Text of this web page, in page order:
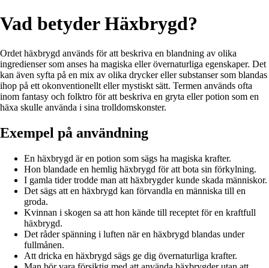
Vad betyder Häxbrygd?
Ordet häxbrygd används för att beskriva en blandning av olika
ingredienser som anses ha magiska eller övernaturliga egenskaper. Det
kan även syfta på en mix av olika drycker eller substanser som blandas
ihop på ett okonventionellt eller mystiskt sätt. Termen används ofta
inom fantasy och folktro för att beskriva en gryta eller potion som en
häxa skulle använda i sina trolldomskonster.
Exempel på användning
En häxbrygd är en potion som sägs ha magiska krafter.
Hon blandade en hemlig häxbrygd för att bota sin förkylning.
I gamla tider trodde man att häxbrygder kunde skada människor.
Det sägs att en häxbrygd kan förvandla en människa till en
groda.
Kvinnan i skogen sa att hon kände till receptet för en kraftfull
häxbrygd.
Det råder spänning i luften när en häxbrygd blandas under
fullmånen.
Att dricka en häxbrygd sägs ge dig övernaturliga krafter.